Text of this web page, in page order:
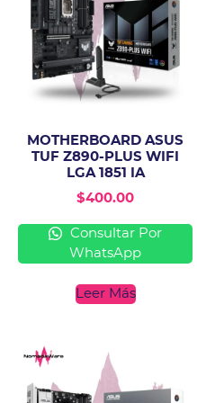
MOTHERBOARD ASUS
TUF Z890-PLUS WIFI
LGA 1851 IA
$400.00
Consultar Por
WhatsApp
Leer Más